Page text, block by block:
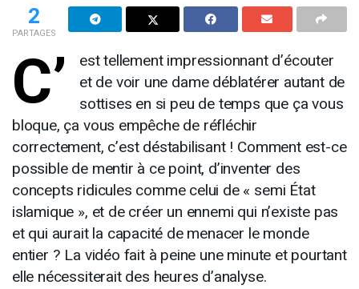
2
PARTAGES
C’
est tellement impressionnant d’écouter
et de voir une dame déblatérer autant de
sottises en si peu de temps que ça vous
bloque, ça vous empêche de réfléchir
correctement, c’est déstabilisant ! Comment est-ce
possible de mentir à ce point, d’inventer des
concepts ridicules comme celui de « semi État
islamique », et de créer un ennemi qui n’existe pas
et qui aurait la capacité de menacer le monde
entier ? La vidéo fait à peine une minute et pourtant
elle nécessiterait des heures d’analyse.